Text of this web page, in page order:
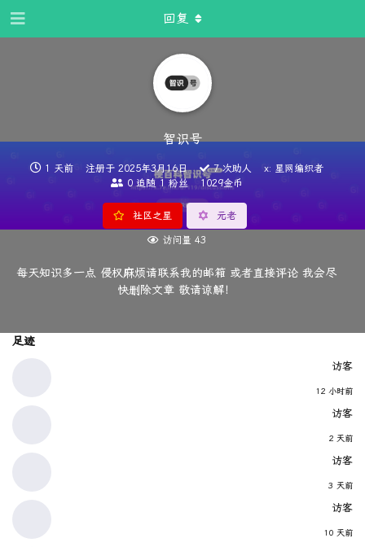
智识号
1 天前 注册于 2025年3月16日 7次助人
x: 星网编织者
0 追随 1 粉丝 1029金币
社区之星 元老
访问量 43
每天知识多一点 侵权麻烦请联系我的邮箱 或者直接评论 我会尽
快删除文章 敬请谅解！
回复
足迹
访客
12 小时前
访客
2 天前
访客
3 天前
访客
10 天前